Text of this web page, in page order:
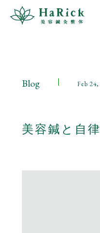
ン
Blog Feb 24,
美容鍼と自